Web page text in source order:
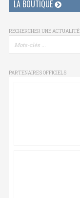
LA BOUTIQUE
RECHERCHER UNE ACTUALITÉ
PARTENAIRES OFFICIELS